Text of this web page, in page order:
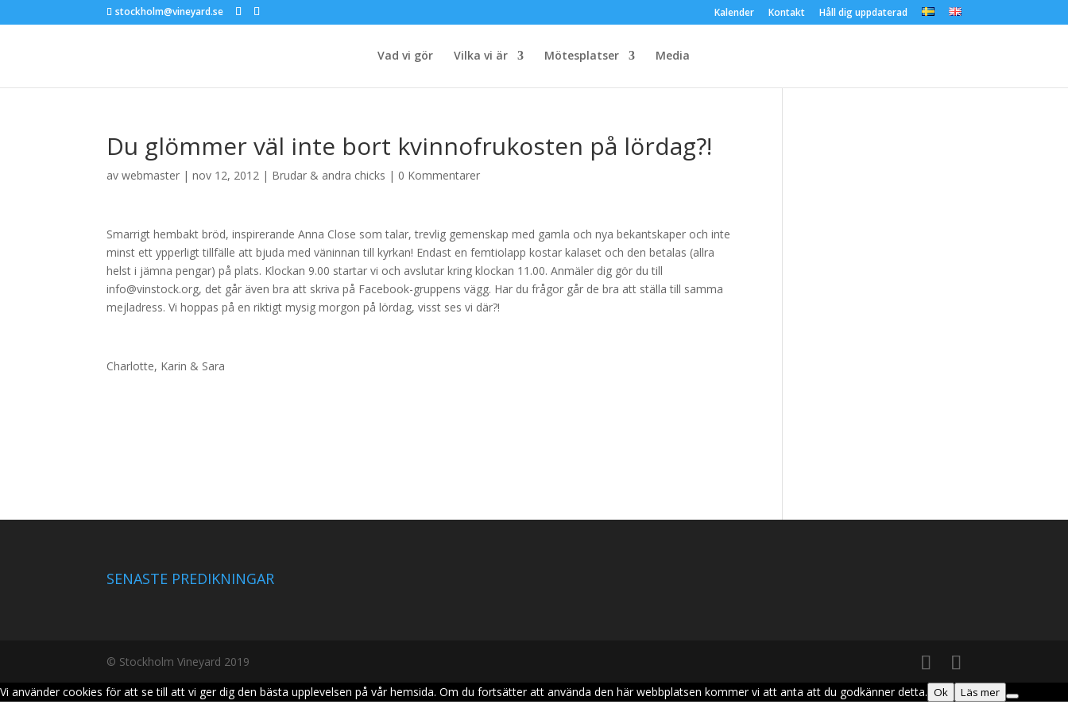
stockholm@vineyard.se Kalender Kontakt Håll dig uppdaterad
Vad vi gör Vilka vi är Mötesplatser Media
Du glömmer väl inte bort kvinnofrukosten på lördag?!
avwebmaster |nov 12, 2012 | Brudar & andra chicks | 0 Kommentarer
Smarrigt hembakt bröd, inspirerande Anna Close som talar, trevlig gemenskap med gamla och nya bekantskaper och inte
minst ett ypperligt tillfälle att bjuda med väninnan till kyrkan! Endast en femtiolapp kostar kalaset och den betalas (allra
helst i jämna pengar) på plats. Klockan 9.00 startar vi och avslutar kring klockan 11.00. Anmäler dig gör du till
info@vinstock.org, det går även bra att skriva på Facebook-gruppens vägg. Har du frågor går de bra att ställa till samma
mejladress. Vi hoppas på en riktigt mysig morgon på lördag, visst ses vi där?!
Charlotte, Karin & Sara
SENASTE PREDIKNINGAR
© Stockholm Vineyard 2019
Vi använder cookies för att se till att vi ger dig den bästa upplevelsen på vår hemsida. Om du fortsätter att använda den här webbplatsen kommer vi att anta att du godkänner detta. Ok Läs mer